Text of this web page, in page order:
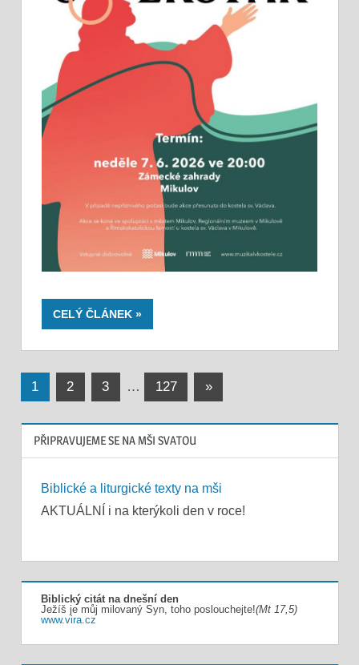
CELÝ ČLÁNEK
Stránkování
1 2 3 … 127
Next
»
PŘIPRAVUJEME SE NA MŠI SVATOU
Biblické a liturgické texty na mši
AKTUÁLNÍ i na kterýkoli den v roce!
Biblický citát na dnešní den
Ježíš je můj milovaný Syn, toho poslouchejte!(Mt 17,5)
www.vira.cz